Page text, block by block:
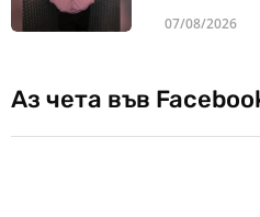
07/08/2026
Аз чета във